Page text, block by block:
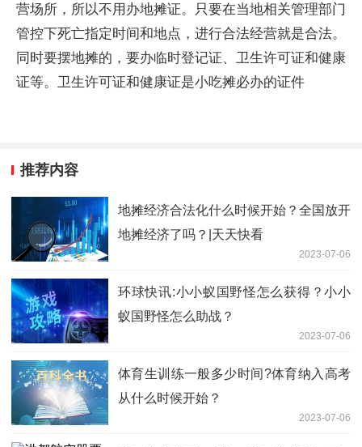
营场所，所以不用办地摊证。只要在当地相关管理部门
管控下死亡指定时间和地点，进行合法经营就是合法。
同时要摆地摊的，要办临时登记证、卫生许可证和健康
证等。卫生许可证和健康证是小吃摊必办的证件
推荐内容
地摊经济合法化什么时候开始？全国放开
地摊经济了吗？|天天快看
2023-07-06
环球快讯:小小蚁国野怪怎么获得？小小
蚁国野怪怎么助战？
2023-07-06
体育生训练一般多少时间?体育纳入高考
从什么时候开始？
2023-07-06